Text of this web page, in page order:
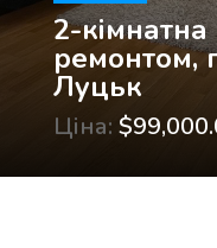
2-
ремонтом,
Луцьк
Ціна: